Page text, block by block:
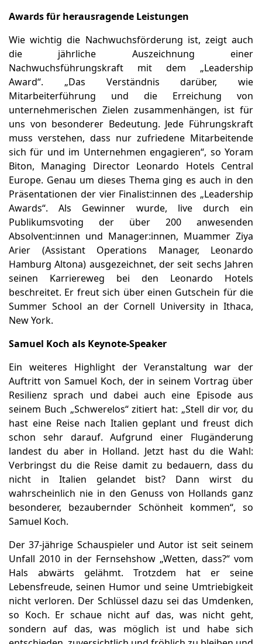
Awards für herausragende Leistungen
Wie wichtig die Nachwuchsförderung ist, zeigt auch
die jährliche Auszeichnung einer
Nachwuchsführungskraft mit dem „Leadership
Award“. „Das Verständnis darüber, wie
Mitarbeiterführung und die Erreichung von
unternehmerischen Zielen zusammenhängen, ist für
uns von besonderer Bedeutung. Jede Führungskraft
muss verstehen, dass nur zufriedene Mitarbeitende
sich für und im Unternehmen engagieren“, so Yoram
Biton, Managing Director Leonardo Hotels Central
Europe. Genau um dieses Thema ging es auch in den
Präsentationen der vier Finalist:innen des „Leadership
Awards“. Als Gewinner wurde, live durch ein
Publikumsvoting der über 200 anwesenden
Absolvent:innen und Manager:innen, Muammer Ziya
Arier (Assistant Operations Manager, Leonardo
Hamburg Altona) ausgezeichnet, der seit sechs Jahren
seinen Karriereweg bei den Leonardo Hotels
beschreitet. Er freut sich über einen Gutschein für die
Summer School an der Cornell University in Ithaca,
New York.
Samuel Koch als Keynote-Speaker
Ein weiteres Highlight der Veranstaltung war der
Auftritt von Samuel Koch, der in seinem Vortrag über
Resilienz sprach und dabei auch eine Episode aus
seinem Buch „Schwerelos“ zitiert hat: „Stell dir vor, du
hast eine Reise nach Italien geplant und freust dich
schon sehr darauf. Aufgrund einer Flugänderung
landest du aber in Holland. Jetzt hast du die Wahl:
Verbringst du die Reise damit zu bedauern, dass du
nicht in Italien gelandet bist? Dann wirst du
wahrscheinlich nie in den Genuss von Hollands ganz
besonderer, bezaubernder Schönheit kommen“, so
Samuel Koch.
Der 37-jährige Schauspieler und Autor ist seit seinem
Unfall 2010 in der Fernsehshow „Wetten, dass?“ vom
Hals abwärts gelähmt. Trotzdem hat er seine
Lebensfreude, seinen Humor und seine Umtriebigkeit
nicht verloren. Der Schlüssel dazu sei das Umdenken,
so Koch. Er schaue nicht auf das, was nicht geht,
sondern auf das, was möglich ist und habe sich